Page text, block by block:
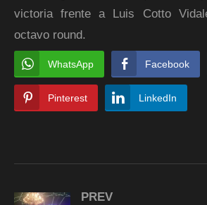
victoria frente a Luis Cotto
octavo round.
WhatsApp Facebook
Pinterest LinkedIn
PREV